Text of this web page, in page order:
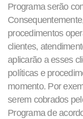
Programa serão
procedimentos
clientes,
aplicarão a esses
políticas e
momento. Por
serem cobrados
Programa de